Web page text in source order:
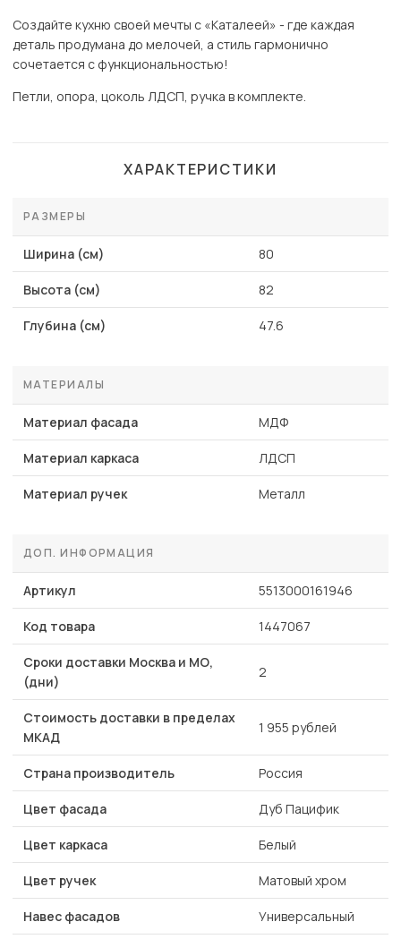
Создайте кухню своей мечты с «Каталеей» - где каждая
деталь продумана до мелочей, а стиль гармонично
сочетается с функциональностью!
Петли, опора, цоколь ЛДСП, ручка в комплекте.
ХАРАКТЕРИСТИКИ
РАЗМЕРЫ
Ширина (см) 80
Высота (см) 82
Глубина (см) 47.6
МАТЕРИАЛЫ
Материал фасада МДФ
Материал каркаса ЛДСП
Материал ручек Металл
ДОП. ИНФОРМАЦИЯ
Артикул 5513000161946
Код товара 1447067
Сроки доставки Москва и МО,
(дни)
2
Стоимость доставки в пределах
МКАД
1 955 рублей
Страна производитель Россия
Цвет фасада Дуб Пацифик
Цвет каркаса Белый
Цвет ручек Матовый хром
Навес фасадов Универсальный